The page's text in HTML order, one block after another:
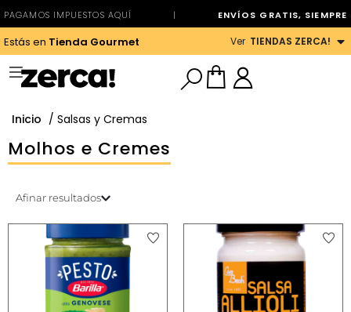
PAGAMOS IMPUESTOS AQUÍ | ENVÍOS GRATIS, SIEMPRE
Estás en Tienda Gourmet Ver TIENDAS ZERCA!
Inicio / Salsas y Cremas
Molhos e Cremes
Afinar resultados